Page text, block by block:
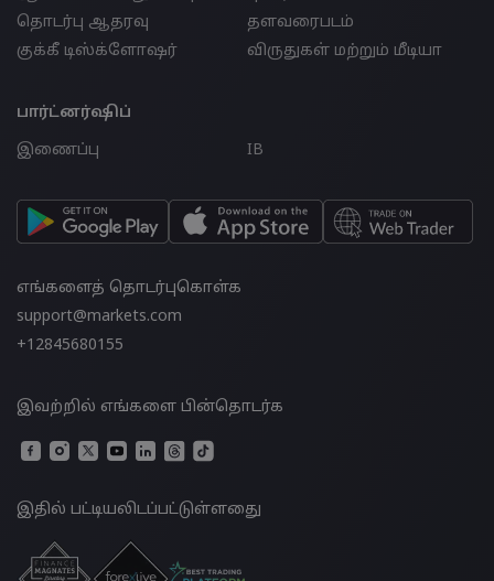
தொடர்பு ஆதரவு
தளவரைபடம்
குக்கீ டிஸ்க்ளோஷர்
விருதுகள் மற்றும் மீடியா
பார்ட்னர்ஷிப்
இணைப்பு
IB
எங்களைத் தொடர்புகொள்க
support@markets.com
+12845680155
இவற்றில் எங்களை பின்தொடர்க
இதில் பட்டியலிடப்பட்டுள்ளதுை